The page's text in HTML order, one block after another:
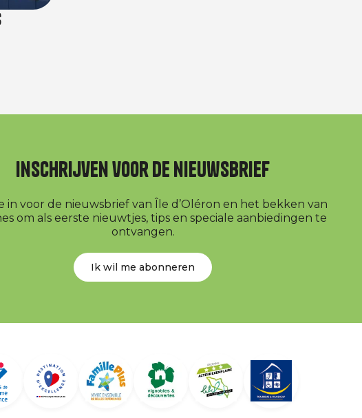
Inschrijven voor de nieuwsbrief
in voor de nieuwsbrief van Île d’Oléron en het bekken van
om als eerste nieuwtjes, tips en speciale aanbiedingen te
ontvangen.
Ik wil me abonneren